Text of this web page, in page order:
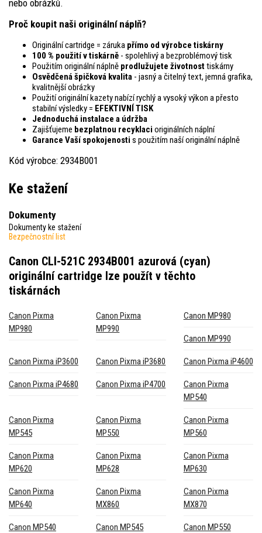
nebo obrázků.
Proč koupit naši originální náplň?
Originální cartridge = záruka přímo od výrobce tiskárny
100 % použití v tiskárně - spolehlivý a bezproblémový tisk
Použitím originální náplně prodlužujete životnosttiskárny
Osvědčená špičková kvalita - jasný a čitelný text, jemná grafika,
kvalitnější obrázky
Použití originální kazety nabízí rychlý a vysoký výkon a přesto
stabilní výsledky = EFEKTIVNÍ TISK
Jednoduchá instalace a údržba
Zajišťujeme bezplatnou recyklaci originálních náplní
Garance Vaší spokojenosti s použitím naší originální náplně
Kód výrobce: 2934B001
Ke stažení
Dokumenty
Dokumenty ke stažení
Bezpečnostní list
Canon CLI-521C 2934B001 azurová (cyan)
originální cartridge lze použít v těchto
tiskárnách
Canon Pixma
MP980
Canon Pixma
MP990
Canon MP980
Canon MP990
Canon Pixma iP3600 Canon Pixma iP3680 Canon Pixma iP4600
Canon Pixma iP4680 Canon Pixma iP4700
Canon Pixma
MP540
Canon Pixma
MP545
Canon Pixma
MP550
Canon Pixma
MP560
Canon Pixma
MP620
Canon Pixma
MP628
Canon Pixma
MP630
Canon Pixma
MP640
Canon Pixma
MX860
Canon Pixma
MX870
Canon MP540 Canon MP545 Canon MP550